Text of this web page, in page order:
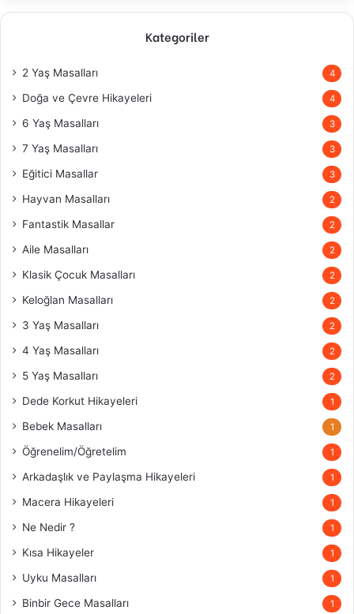
Kategoriler
2 Yaş Masalları 4
Doğa ve Çevre Hikayeleri 4
6 Yaş Masalları 3
7 Yaş Masalları 3
Eğitici Masallar 3
Hayvan Masalları 2
Fantastik Masallar 2
Aile Masalları 2
Klasik Çocuk Masalları 2
Keloğlan Masalları 2
3 Yaş Masalları 2
4 Yaş Masalları 2
5 Yaş Masalları 2
Dede Korkut Hikayeleri 1
Bebek Masalları 1
Öğrenelim/Öğretelim 1
Arkadaşlık ve Paylaşma Hikayeleri 1
Macera Hikayeleri 1
Ne Nedir ? 1
Kısa Hikayeler 1
Uyku Masalları 1
Binbir Gece Masalları 1